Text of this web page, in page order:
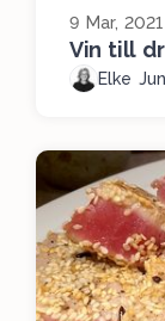
9 Mar, 2021
Vin till
Elke